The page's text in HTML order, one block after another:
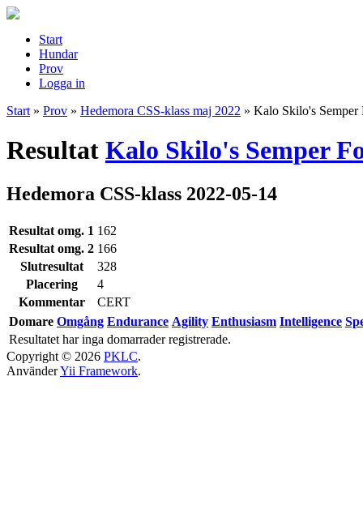
Start
Hundar
Prov
Logga in
Start » Prov » Hedemora CSS-klass maj 2022 » Kalo Skilo's Semper
Resultat Kalo Skilo's Semper
Hedemora CSS-klass 2022-05-14
Resultat omg. 1 162
Resultat omg. 2 166
Slutresultat
328
Placering
4
Kommentar
CERT
Domare Omgång Endurance Agility Enthusiasm Intelligence
Resultatet har inga domarrader registrerade.
Copyright © 2026 PKLC.
AnvänderYii Framework.